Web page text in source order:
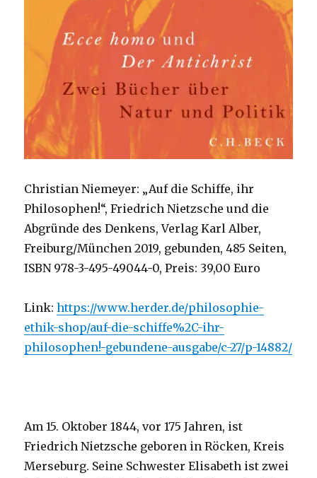
Christian Niemeyer: „Auf die Schiffe, ihr
Philosophen!“, Friedrich Nietzsche und die
Abgründe des Denkens, Verlag Karl Alber,
Freiburg/München 2019, gebunden, 485 Seiten,
ISBN 978-3-495-49044-0, Preis: 39,00 Euro
Link:https://www.herder.de/philosophie-
ethik-shop/auf-die-schiffe%2C-ihr-
philosophen!-gebundene-ausgabe/c-27/p-14882/
Am 15. Oktober 1844, vor 175 Jahren, ist
Friedrich Nietzsche geboren in Röcken, Kreis
Merseburg. Seine Schwester Elisabeth ist zwei